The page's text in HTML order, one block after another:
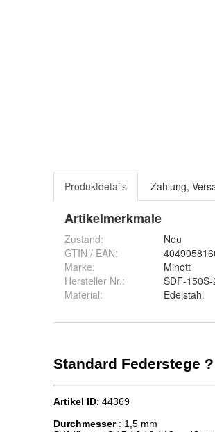
Produktdetails Zahlung,
Artikelmerkmale
Zustand:
Neu
GTIN / EAN:
Marke:
Minott
Hersteller Nr.:
SDF-
Material: Edelstahl